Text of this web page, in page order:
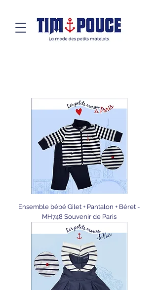
Ensemble bébé Gilet + Pantalon + Béret -
MH748 Souvenir de Paris